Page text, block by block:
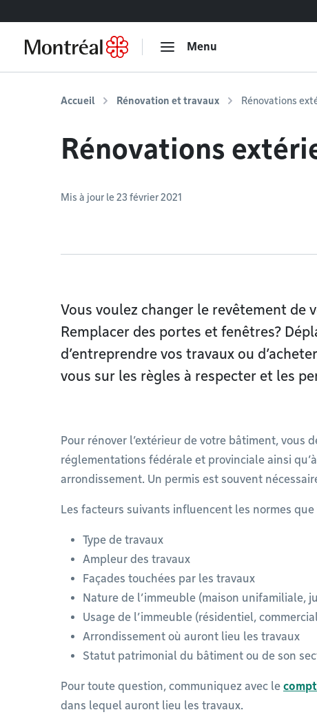
Menu
Accueil Rénovation et travaux Rénovations
Rénovations
Mis à jour le 23 février 2021
Vous voulez changer le revêtement de
Remplacer des portes et fenêtres?
d’entreprendre vos travaux ou
vous sur les règles à respecter et les
Pour rénover l’extérieur de votre bâtiment, vous
réglementations fédérale et provinciale ainsi
arrondissement. Un permis est souvent
Les facteurs suivants influencent les normes que
Type de travaux
Ampleur des travaux
Façades touchées par les travaux
Nature de l’immeuble (maison unifamiliale,
Usage de l’immeuble (résidentiel,
Arrondissement où auront lieu les travaux
Statut patrimonial du bâtiment ou de son
Pour toute question, communiquez avec le
dans lequel auront lieu les travaux.